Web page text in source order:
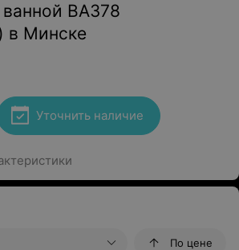
ВА378
в Минске
Уточнить наличие
По цене